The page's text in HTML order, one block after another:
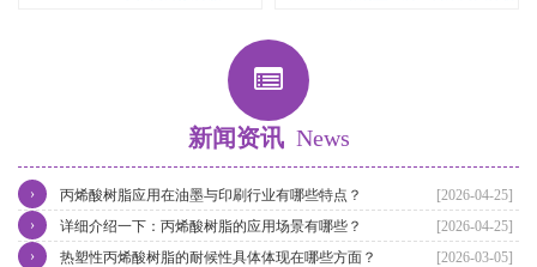
新闻资讯 News
[2026-04-25]
丙烯酸树脂应用在油墨与印刷行业有哪些特点？
›
[2026-04-25]
详细介绍一下：丙烯酸树脂的应用场景有哪些？
›
[2026-03-05]
热塑性丙烯酸树脂的耐候性具体体现在哪些方面？
›